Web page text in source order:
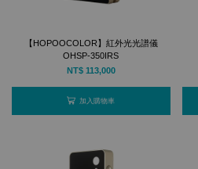
【HOPOOCOLOR】紅外光光譜儀
OHSP-350IRS
NT$ 113,000
加入購物車